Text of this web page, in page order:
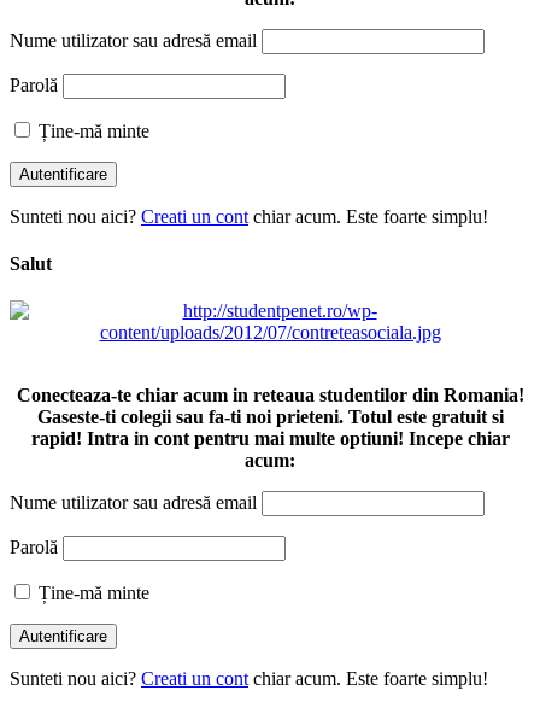
Nume utilizator sau adresă email
Parolă
Ține-mă minte
Sunteti nou aici? Creati un cont chiar acum. Este foarte simplu!
Salut
Conecteaza-te chiar acum in reteaua studentilor din Romania!
Gaseste-ti colegii sau fa-ti noi prieteni. Totul este gratuit si
rapid! Intra in cont pentru mai multe optiuni! Incepe chiar
acum:
Nume utilizator sau adresă email
Parolă
Ține-mă minte
Sunteti nou aici? Creati un cont chiar acum. Este foarte simplu!